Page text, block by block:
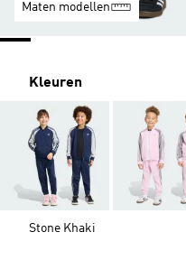
Maten modellen
Kleuren
Stone Khaki